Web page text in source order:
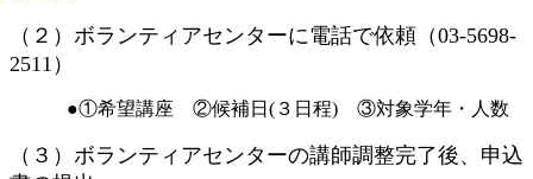
（２）ボランティアセンターに電話で依頼（03-5698-
2511）
●①希望講座 ②候補日(３日程) ③対象学年・人数
（３）ボランティアセンターの講師調整完了後、申込